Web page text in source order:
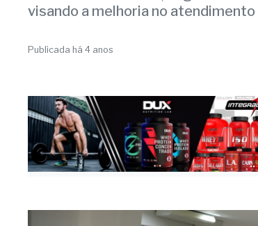
Publicada há 4 anos